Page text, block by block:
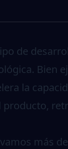
de
Bien
la
más